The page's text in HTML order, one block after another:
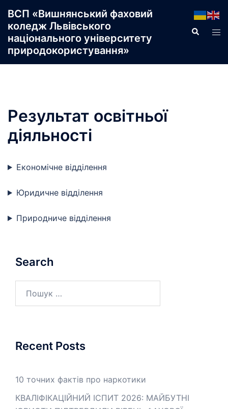
до
вмісту
ВСП «Вишнянський фаховий
коледж Львівського
національного університету
природокористування»
Пошук
Результат освітньої
діяльності
Економічне відділення
Юридичне відділення
Природниче відділення
Search
Recent Posts
10 точних фактів про наркотики
КВАЛІФІКАЦІЙНИЙ ІСПИТ 2026: МАЙБУТНІ